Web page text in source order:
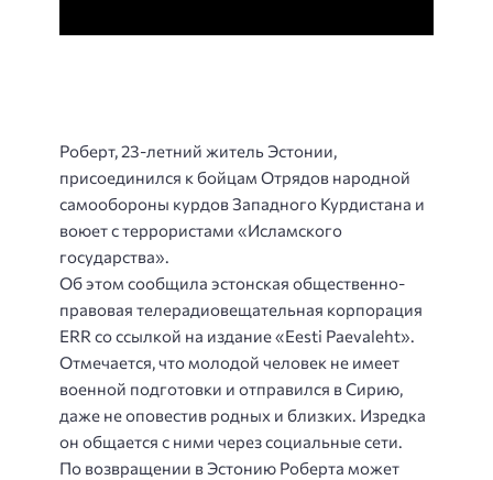
Роберт, 23-летний житель Эстонии,
присоединился к бойцам Отрядов народной
самообороны курдов Западного Курдистана и
воюет с террористами «Исламского
государства».
Об этом сообщила эстонская общественно-
правовая телерадиовещательная корпорация
ERR со ссылкой на издание «Eesti Paevaleht».
Отмечается, что молодой человек не имеет
военной подготовки и отправился в Сирию,
даже не оповестив родных и близких. Изредка
он общается с ними через социальные сети.
По возвращении в Эстонию Роберта может